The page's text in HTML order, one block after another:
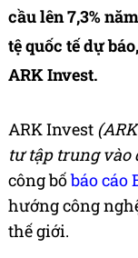
cầu lên 7,3%
tệ quốc tế dự
ARK Invest.
ARK Invest
tư tập trung vào
công bốbáo cáo
hướng công
thế giới.